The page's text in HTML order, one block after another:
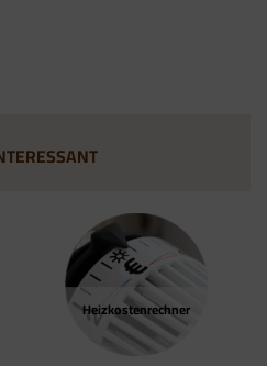
Heizkosten­rechner